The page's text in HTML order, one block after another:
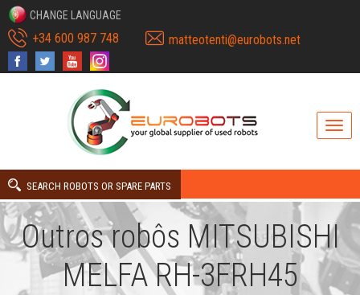
CHANGE LANGUAGE
+34 600 987 748 matteotenti@eurobots.net
SEARCH ROBOTS OR SPARE PARTS
Outros robôs MITSUBISHI
MELFA RH-3FRH45